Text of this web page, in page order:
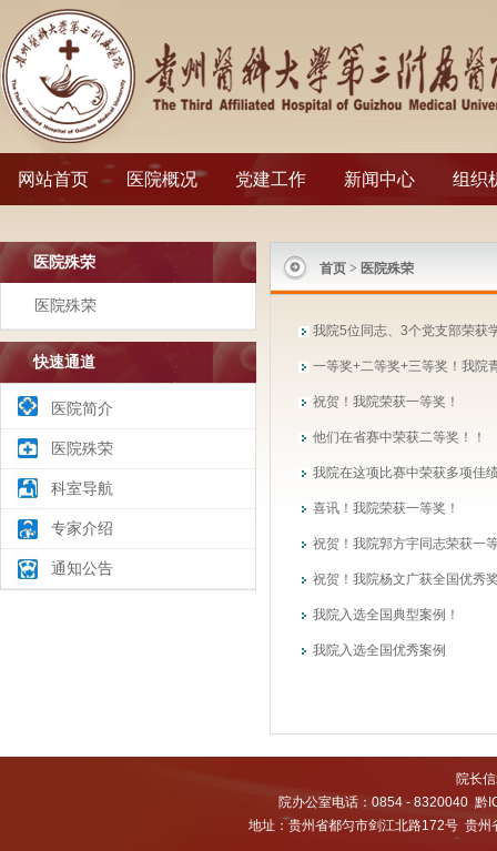
网站首页 医院概况 党建工作 新闻中心 组织
医院殊荣
医院殊荣
快速通道
医院简介
医院殊荣
科室导航
专家介绍
通知公告
首页 > 医院殊荣
我院5位同志、3个党支部荣获
一等奖+二等奖+三等奖！我院
祝贺！我院荣获一等奖！
他们在省赛中荣获二等奖！！
我院在这项比赛中荣获多项佳
喜讯！我院荣获一等奖！
祝贺！我院郭方宇同志荣获一
祝贺！我院杨文广获全国优秀
我院入选全国典型案例！
我院入选全国优秀案例
院长
院办公室电话：0854 - 8320040黔
地址：贵州省都匀市剑江北路172号 贵